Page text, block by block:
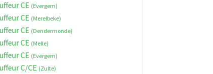
CE (Evergem)
CE (Merelbeke)
CE (Dendermonde)
CE (Melle)
CE (Evergem)
C/CE (Zulte)